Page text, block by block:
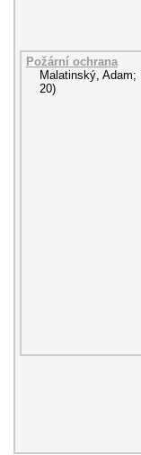
Požární ochrana
Malatinský, Adam;
20)